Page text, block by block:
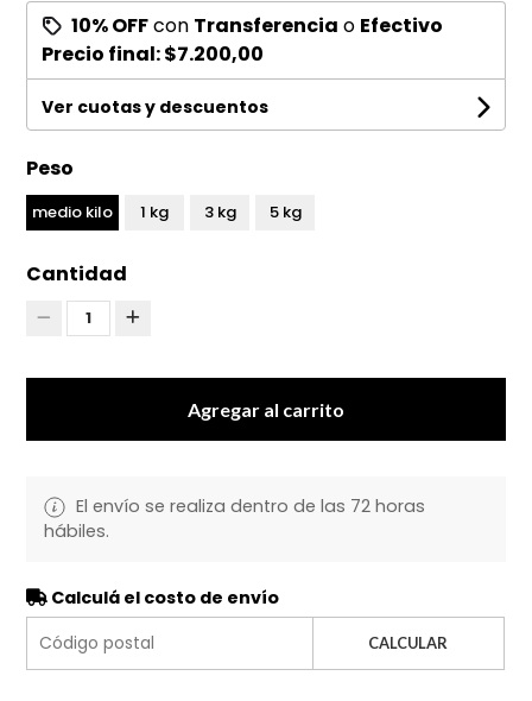
10% OFFcon Transferencia o Efectivo
Precio final:$7.200,00
Ver cuotas y descuentos
Peso
medio kilo 1 kg 3 kg 5 kg
Cantidad
1
Agregar al carrito
El envío se realiza dentro de las 72 horas
hábiles.
Calculá el costo de envío
CALCULAR